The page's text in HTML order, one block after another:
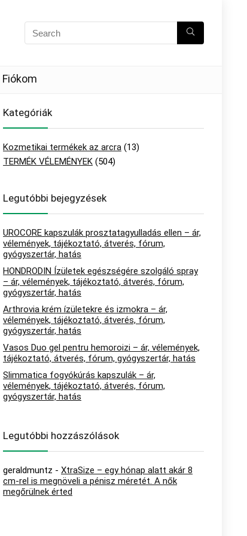
Fiókom
Kategóriák
Kozmetikai termékek az arcra (13)
TERMÉK VÉLEMÉNYEK (504)
Legutóbbi bejegyzések
UROCORE kapszulák prosztatagyulladás ellen – ár,
vélemények, tájékoztató, átverés, fórum,
gyógyszertár, hatás
HONDRODIN Ízületek egészségére szolgáló spray
– ár, vélemények, tájékoztató, átverés, fórum,
gyógyszertár, hatás
Arthrovia krém ízületekre és izmokra – ár,
vélemények, tájékoztató, átverés, fórum,
gyógyszertár, hatás
Vasos Duo gel pentru hemoroizi – ár, vélemények,
tájékoztató, átverés, fórum, gyógyszertár, hatás
Slimmatica fogyókúrás kapszulák – ár,
vélemények, tájékoztató, átverés, fórum,
gyógyszertár, hatás
Legutóbbi hozzászólások
geraldmuntz - XtraSize – egy hónap alatt akár 8
cm-rel is megnöveli a pénisz méretét. A nők
megőrülnek érted